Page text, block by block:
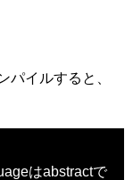
パイルすると、
はabstractで